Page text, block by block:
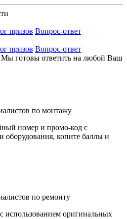
призов Вопрос-ответ
призов Вопрос-ответ
Мы готовы ответить на любой Ваш
по монтажу
номер и промо-код с
оборудования, копите баллы и
по ремонту
использованием оригинальных